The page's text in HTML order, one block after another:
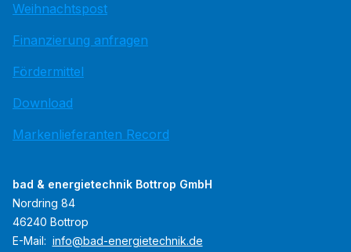
Weihnachtspost
Finanzierung anfragen
Fördermittel
Download
Markenlieferanten Record
bad & energietechnik Bottrop GmbH
Nordring 84
46240 Bottrop
E-Mail: info@bad-energietechnik.de